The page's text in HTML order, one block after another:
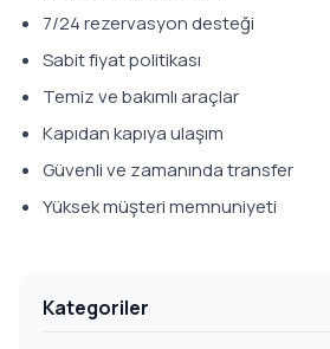
7/24 rezervasyon desteği
Sabit fiyat politikası
Temiz ve bakımlı araçlar
Kapıdan kapıya ulaşım
Güvenli ve zamanında transfer
Yüksek müşteri memnuniyeti
Kategoriler